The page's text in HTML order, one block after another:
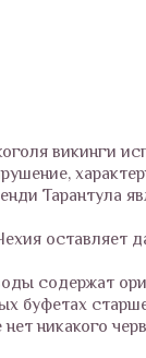
викинги
Тарантула
оставляет
содержат
буфетах
никакого